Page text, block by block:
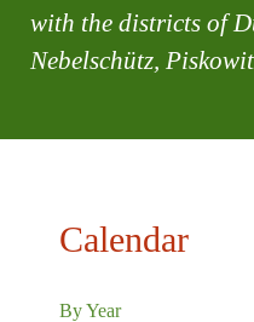
with the districts of
Nebelschütz,
Calendar
By Year